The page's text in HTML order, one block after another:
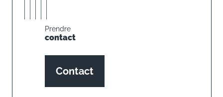
Prendre
contact
Contact